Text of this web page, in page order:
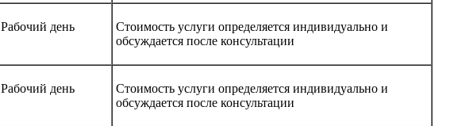
Рабочий день
Стоимость услуги определяется индивидуально и
обсуждается после консультации
Рабочий день
Стоимость услуги определяется индивидуально и
обсуждается после консультации